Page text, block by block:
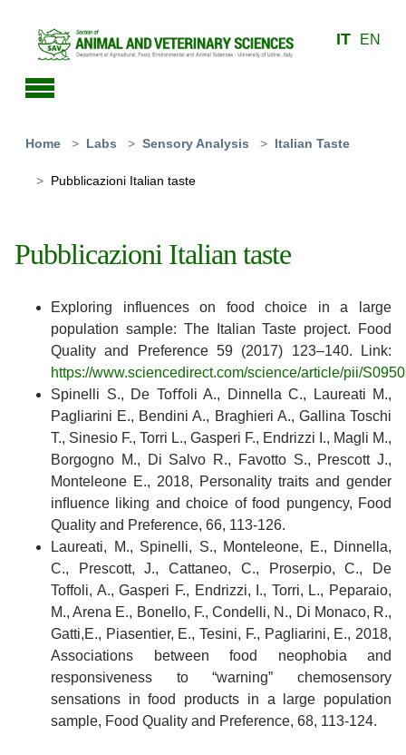
IT EN
Home Labs Sensory Analysis Italian Taste
Pubblicazioni Italian taste
Pubblicazioni Italian taste
Exploring influences on food choice in a large
population sample: The Italian Taste project. Food
Quality and Preference 59 (2017) 123–140. Link:
https://www.sciencedirect.com/science/article/pii/
Spinelli S., De Toﬀoli A., Dinnella C., Laureati M.,
Pagliarini E., Bendini A., Braghieri A., Gallina Toschi
T., Sinesio F., Torri L., Gasperi F., Endrizzi I., Magli M.,
Borgogno M., Di Salvo R., Favotto S., Prescott J.,
Monteleone E., 2018, Personality traits and gender
inﬂuence liking and choice of food pungency, Food
Quality and Preference, 66, 113-126.
Laureati, M., Spinelli, S., Monteleone, E., Dinnella,
C., Prescott, J., Cattaneo, C., Proserpio, C., De
Toffoli, A., Gasperi F., Endrizzi, I., Torri, L., Peparaio,
M., Arena E., Bonello, F., Condelli, N., Di Monaco, R.,
Gatti,E., Piasentier, E., Tesini, F., Pagliarini, E., 2018,
Associations between food neophobia and
responsiveness to “warning” chemosensory
sensations in food products in a large population
sample, Food Quality and Preference, 68, 113-124.